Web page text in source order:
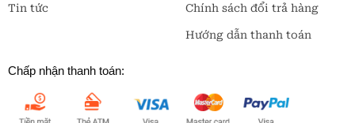
Tin tức Chính sách đổi trả hàng
Hướng dẫn thanh toán
Chấp nhận thanh toán: